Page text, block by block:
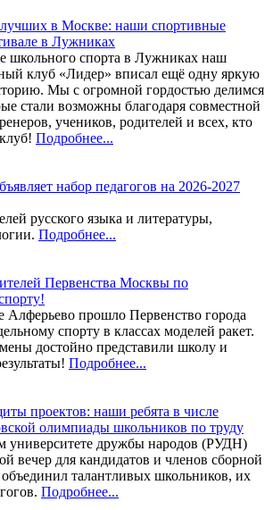
в Москве: наши спортивные
в Лужниках
школьного спорта в Лужниках наш
клуб «Лидер» вписал ещё одну яркую
Мы с огромной гордостью делимся
стали возможны благодаря совместной
учеников, родителей и всех, кто
Подробнее...
набор педагогов на 2026-2027
русского языка и литературы,
Подробнее...
Первенства Москвы по
Алферьево прошло Первенство города
спорту в классах моделей ракет.
достойно представили школу и
Подробнее...
проектов: наши ребята в числе
олимпиады школьников по труду
университете дружбы народов (РУДН)
вечер для кандидатов и членов сборной
талантливых школьников, их
Подробнее...